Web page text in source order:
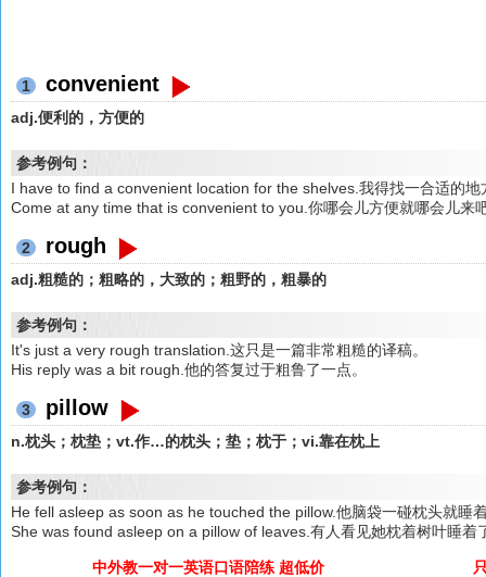
1 convenient
adj.便利的，方便的
参考例句：
I have to find a convenient location for the shelves.我得找一合适的地
Come at any time that is convenient to you.你哪会儿方便就哪会儿来
2 rough
adj.粗糙的；粗略的，大致的；粗野的，粗暴的
参考例句：
It's just a very rough translation.这只是一篇非常粗糙的译稿。
His reply was a bit rough.他的答复过于粗鲁了一点。
3 pillow
n.枕头；枕垫；vt.作…的枕头；垫；枕于；vi.靠在枕上
参考例句：
He fell asleep as soon as he touched the pillow.他脑袋一碰枕头就睡
She was found asleep on a pillow of leaves.有人看见她枕着树叶睡着
中外教一对一英语口语陪练 超低价